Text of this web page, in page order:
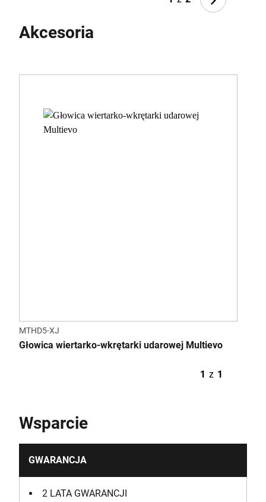
Akcesoria
MTHD5-XJ
Głowica wiertarko-wkrętarki udarowej Multievo
1 z 1
Wsparcie
GWARANCJA
2 LATA GWARANCJI